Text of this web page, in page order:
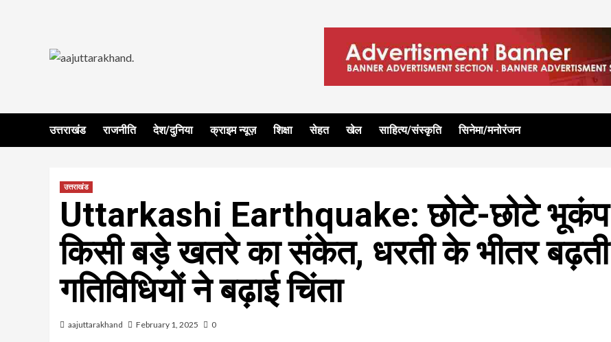
उत्तराखंड राजनीति देश/दुनिया क्राइम न्यूज़ शिक्षा सेहत खेल साहित्य/संस्कृति सिनेमा/मनोरंजन
उत्तराखंड
Uttarkashi Earthquake: छोटे-छोटे भूकंप
किसी बड़े खतरे का संकेत, धरती के भीतर बढ़ती
गतिविधियों ने बढ़ाई चिंता
aajuttarakhand February 1, 2025 0